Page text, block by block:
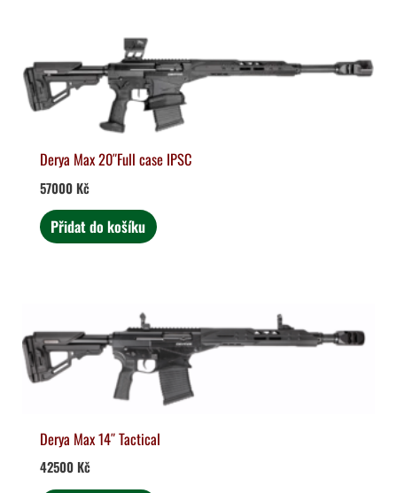
Derya Max 20″Full case IPSC
57000 Kč
Přidat do košíku
Derya Max 14″ Tactical
42500 Kč